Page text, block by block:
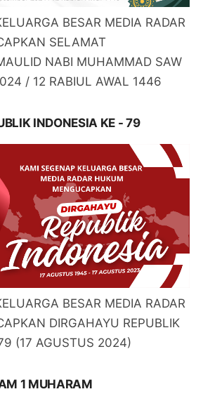
BESAR MEDIA RADAR
SELAMAT
NABI MUHAMMAD SAW
/ 12 RABIUL AWAL 1446
INDONESIA KE - 79
BESAR MEDIA RADAR
DIRGAHAYU REPUBLIK
(17 AGUSTUS 2024)
1 MUHARAM